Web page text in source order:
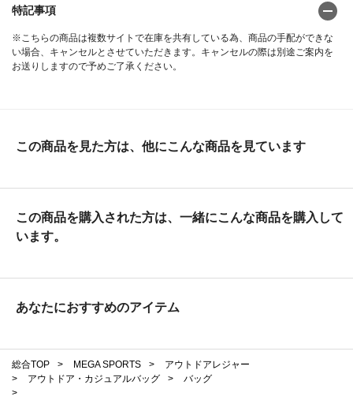
特記事項
※こちらの商品は複数サイトで在庫を共有している為、商品の手配ができな
い場合、キャンセルとさせていただきます。キャンセルの際は別途ご案内を
お送りしますので予めご了承ください。
この商品を見た方は、他にこんな商品を見ています
この商品を購入された方は、一緒にこんな商品を購入して
います。
あなたにおすすめのアイテム
総合TOP > MEGA SPORTS >
アウトドアレジャー
>
アウトドア・カジュアルバッグ >
バッグ
>